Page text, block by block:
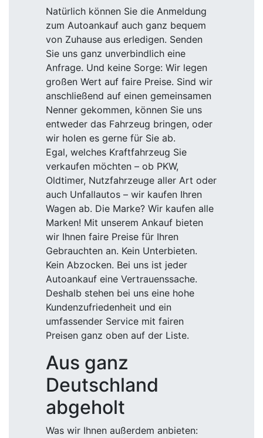
Natürlich können Sie die Anmeldung
zum Autoankauf auch ganz bequem
von Zuhause aus erledigen. Senden
Sie uns ganz unverbindlich eine
Anfrage. Und keine Sorge: Wir legen
großen Wert auf faire Preise. Sind wir
anschließend auf einen gemeinsamen
Nenner gekommen, können Sie uns
entweder das Fahrzeug bringen, oder
wir holen es gerne für Sie ab.
Egal, welches Kraftfahrzeug Sie
verkaufen möchten – ob PKW,
Oldtimer, Nutzfahrzeuge aller Art oder
auch Unfallautos – wir kaufen Ihren
Wagen ab. Die Marke? Wir kaufen alle
Marken! Mit unserem Ankauf bieten
wir Ihnen faire Preise für Ihren
Gebrauchten an. Kein Unterbieten.
Kein Abzocken. Bei uns ist jeder
Autoankauf eine Vertrauenssache.
Deshalb stehen bei uns eine hohe
Kundenzufriedenheit und ein
umfassender Service mit fairen
Preisen ganz oben auf der Liste.
Aus ganz
Deutschland
abgeholt
Was wir Ihnen außerdem anbieten: